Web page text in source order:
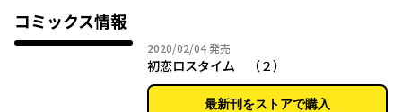
を新鋭・なのらが描く！
コミックス情報
2020/02/042020年02月04日
発売
初恋ロスタイム （２）
最新刊をストアで購入